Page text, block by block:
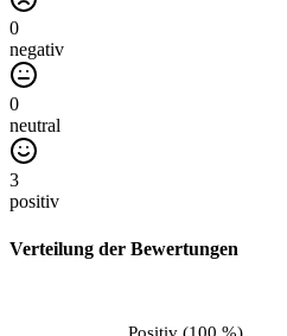
0
negativ
0
neutral
3
positiv
Verteilung der Bewertungen